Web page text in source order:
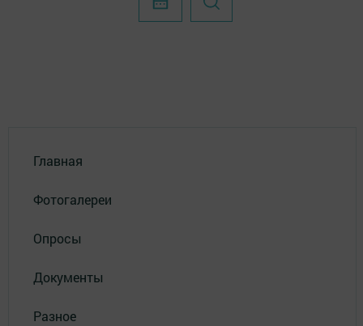
Главная
Фотогалереи
Опросы
Документы
Разное